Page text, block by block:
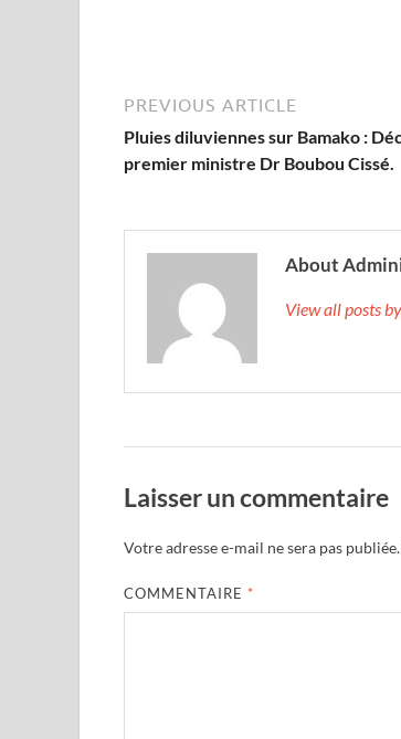
PREVIOUS ARTICLE
Pluies diluviennes sur Bamako :
premier ministre Dr Boubou Cissé.
About
View all posts
Laisser un commentaire
Votre adresse e-mail ne sera pas publiée.
COMMENTAIRE *